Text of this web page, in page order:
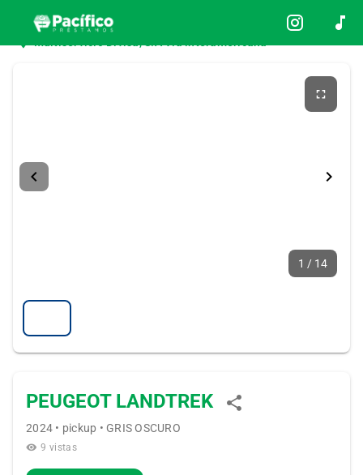
Inicio Usaditos
1 / 14
PEUGEOT LANDTREK
2024 • pickup • GRIS OSCURO
9 vistas